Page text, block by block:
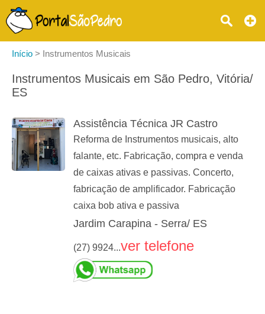
Início > Instrumentos Musicais
Instrumentos Musicais em São Pedro, Vitória/
ES
Assistência Técnica JR Castro
Reforma de Instrumentos musicais, alto
falante, etc. Fabricação, compra e venda
de caixas ativas e passivas. Concerto,
fabricação de amplificador. Fabricação
caixa bob ativa e passiva
Jardim Carapina - Serra/ ES
(27) 9924...ver telefone